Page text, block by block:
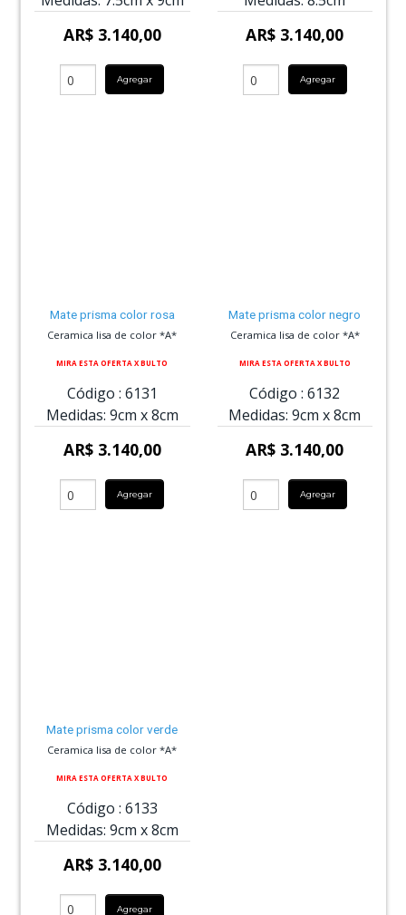
AR$ 3.140,00
Agregar
AR$ 3.140,00
Agregar
Mate prisma color rosa
Ceramica lisa de color *A*
MIRA ESTA OFERTA X BULTO
Código : 6131
Medidas: 9cm x8cm
AR$ 3.140,00
Agregar
Mate prisma color negro
Ceramica lisa de color *A*
MIRA ESTA OFERTA X BULTO
Código : 6132
Medidas: 9cm x8cm
AR$ 3.140,00
Agregar
Mate prisma color verde
Ceramica lisa de color *A*
MIRA ESTA OFERTA X BULTO
Código : 6133
Medidas: 9cm x8cm
AR$ 3.140,00
Agregar